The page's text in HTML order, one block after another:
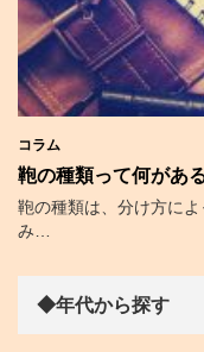
コラム
鞄の種類って何があ
鞄の種類は、分け方に
み…
◆年代から探す